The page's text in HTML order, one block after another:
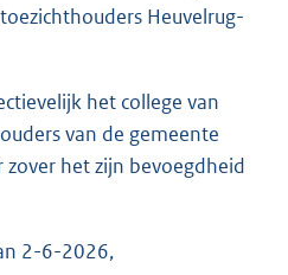
Heuvelrug-
het college van
van de gemeente
zover het zijn bevoegdheid
2-6-2026,